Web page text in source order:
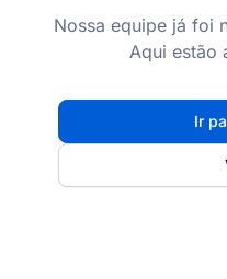
Nossa equipe já foi
Aqui estão
Ir